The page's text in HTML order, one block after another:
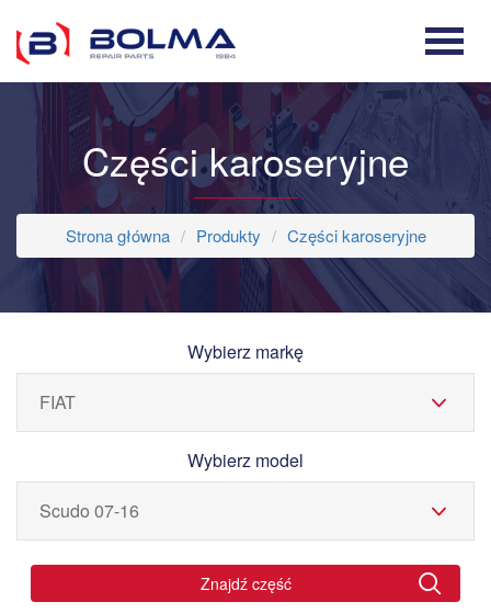
Części karoseryjne
Strona główna Produkty Części karoseryjne
Wybierz markę
Wybierz model
Znajdź część